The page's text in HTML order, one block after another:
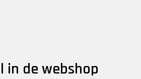
in de webshop